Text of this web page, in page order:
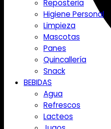
Reposteria
Higiene Personal
Limpieza
Mascotas
Panes
Quincallería
Snack
BEBIDAS
Agua
Refrescos
Lacteos